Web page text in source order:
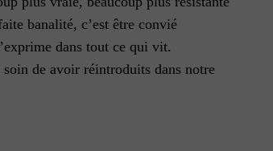
banalité, c’est être convié
dans tout ce qui vit.
de avoir réintroduits dans notre